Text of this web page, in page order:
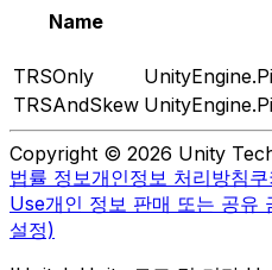
Name
TRSOnly
TRSAndSkew
Copyright © 2026 Unity
법률 정보개인정보 처리방침쿠
Use개인 정보 판매 또는 공유
설정)